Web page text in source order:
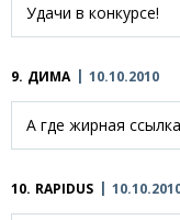
Удачи в конкурсе!
9. ДИМА 10.10.2010
А где жирная
10. RAPIDUS